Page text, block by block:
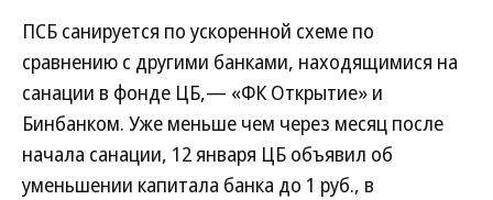
ПСБ санируется по ускоренной схеме по
сравнению с другими банками, находящимися на
санации в фонде ЦБ,— «ФК Открытие» и
Бинбанком. Уже меньше чем через месяц после
начала санации, 12 января ЦБ объявил об
уменьшении капитала банка до 1 руб., в